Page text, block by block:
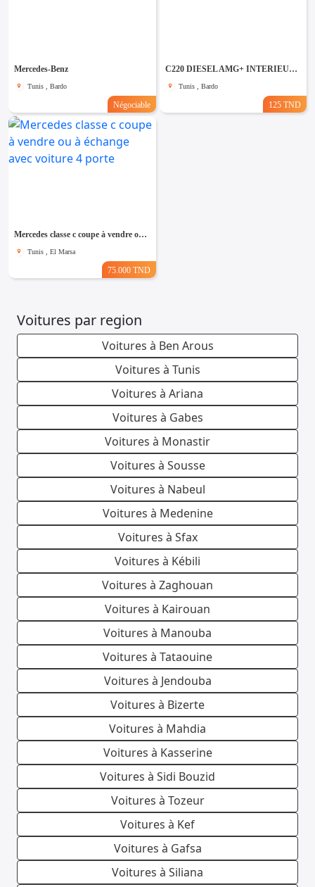
Mercedes-Benz
Tunis , Bardo
Négociable
C220 DIESEL AMG+ INTERIEUR CLASS S . TEL 20479650
Tunis , Bardo
125 TND
Mercedes classe c coupe à vendre ou à échange avec voiture 4 porte
Tunis , El Marsa
75.000 TND
Voitures par region
Voitures à Ben Arous
Voitures à Tunis
Voitures à Ariana
Voitures à Gabes
Voitures à Monastir
Voitures à Sousse
Voitures à Nabeul
Voitures à Medenine
Voitures à Sfax
Voitures à Kébili
Voitures à Zaghouan
Voitures à Kairouan
Voitures à Manouba
Voitures à Tataouine
Voitures à Jendouba
Voitures à Bizerte
Voitures à Mahdia
Voitures à Kasserine
Voitures à Sidi Bouzid
Voitures à Tozeur
Voitures à Kef
Voitures à Gafsa
Voitures à Siliana